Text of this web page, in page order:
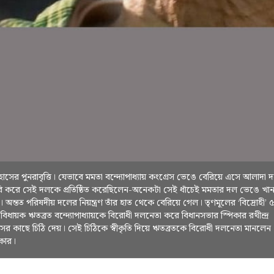
পুনরাবৃত্তি। যেভাবে মমতা বন্দ্যোপাধ্যায় কংগ্রেস ভেঙে বেরিয়ে এসে আলাদা
করে সেই দলকে প্রতিষ্ঠিত করেছিলেন-অনেকটা সেই ধাঁচেই মমতার দল ভেঙে
অন্তত পরিষদীয় দলের নিয়ন্ত্রণ তাঁর হাত থেকে বেরিয়ে গেল। তৃণমূলের ‘বিদ্রোহী’
ঋতব্রত বন্দ্যোপাধ্যায়কে বিরোধী দলনেতা করে বিধানসভার স্পিকার রথীন্দ্র
কাছে চিঠি দেয়। সেই চিঠিকে স্বীকৃতি দিয়ে ঋতব্রতকে বিরোধী দলনেতা মানলেন